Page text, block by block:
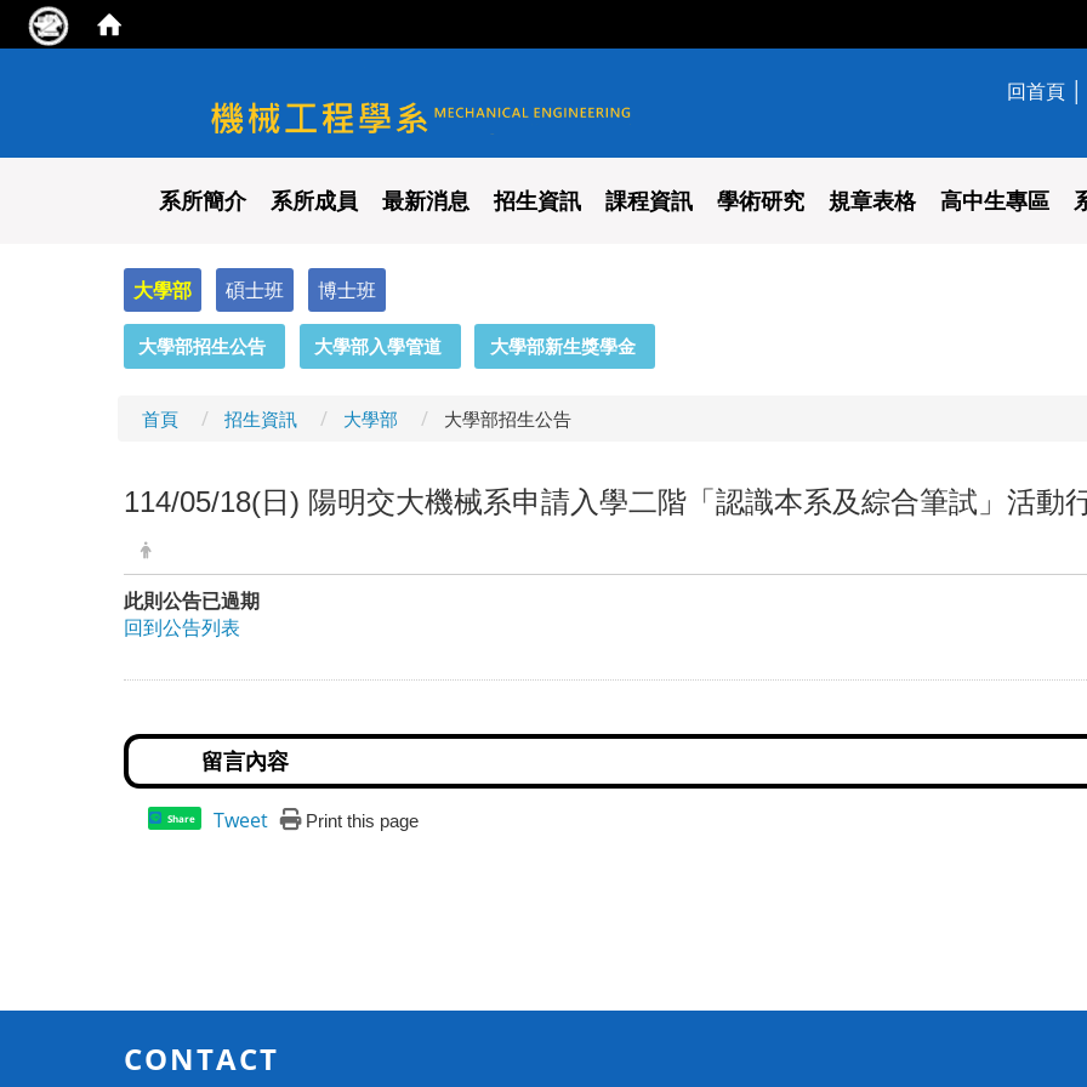
國立陽明交通大學 機械工程學系
回首頁
系所簡介 系所成員 最新消息 招生資訊 課程資訊 學術研究 規章表格 高中生專區
大學部 碩士班
博士班
大學部招生公告 大學部入學管道 大學部新生獎學金
首頁 招生資訊 大學部 大學部招生公告
114/05/18(日) 陽明交大機械系申請入學二階「認識本系及綜合筆試」活動
此則公告已過期
回到公告列表
Share Tweet Print this page
CONTACT